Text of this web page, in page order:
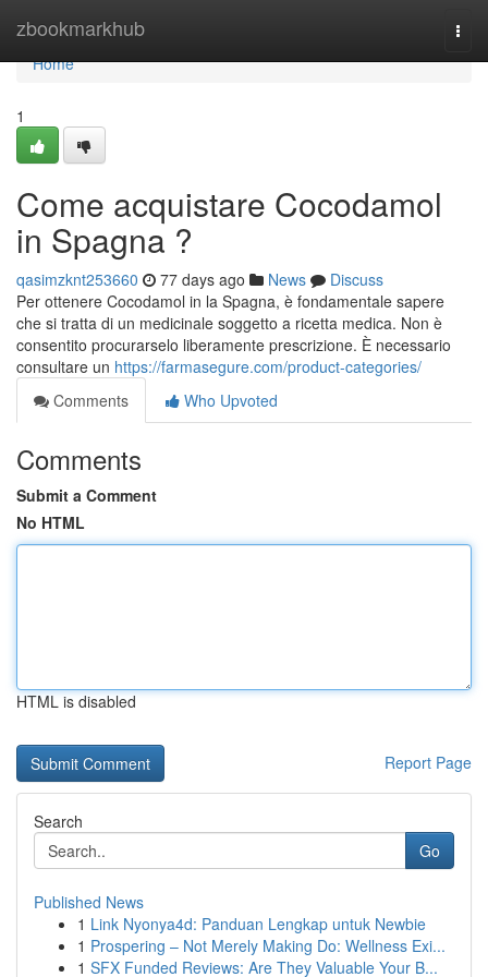
zbookmarkhub
Home
Home
1
Come acquistare Cocodamol
in Spagna ?
qasimzknt253660 77 days ago News
Discuss
Per ottenere Cocodamol in la Spagna, è fondamentale sapere
che si tratta di un medicinale soggetto a ricetta medica. Non è
consentito procurarselo liberamente prescrizione. È necessario
consultare un https://farmasegure.com/product-categories/
Comments
Who Upvoted
Comments
Submit a Comment
No HTML
HTML is disabled
Report Page
Search
Go
Published News
1 Link Nyonya4d: Panduan Lengkap untuk Newbie
1 Prospering – Not Merely Making Do: Wellness Exi...
1 SFX Funded Reviews: Are They Valuable Your B...